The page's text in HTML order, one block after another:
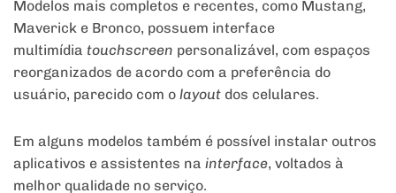
Modelos mais completos e recentes, como Mustang,
Maverick e Bronco, possuem interface
multimídia touchscreen personalizável, com espaços
reorganizados de acordo com a preferência do
usuário, parecido com o layout dos celulares.
Em alguns modelos também é possível instalar outros
aplicativos e assistentes na interface, voltados à
melhor qualidade no serviço.